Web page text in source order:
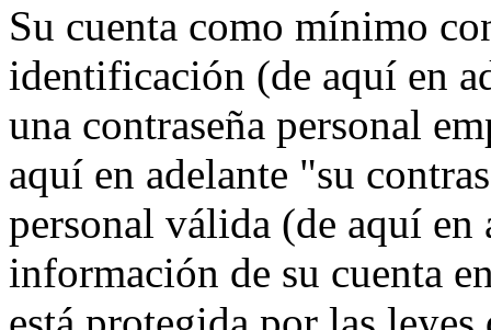
Su cuenta como mínimo
identificación (de aquí en
una contraseña personal
aquí en adelante "su
personal válida (de aquí
información de su cuenta